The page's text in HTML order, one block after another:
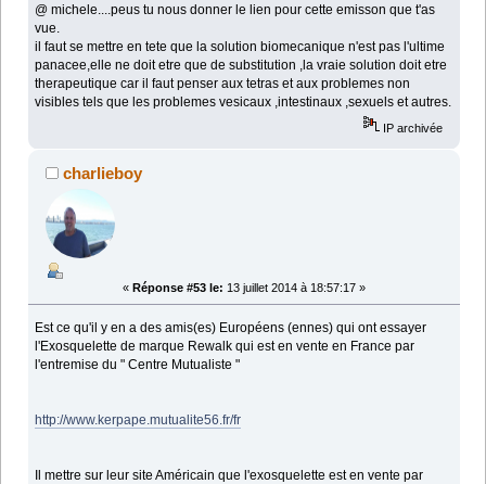
@ michele....peus tu nous donner le lien pour cette emisson que t'as
vue.
il faut se mettre en tete que la solution biomecanique n'est pas l'ultime
panacee,elle ne doit etre que de substitution ,la vraie solution doit etre
therapeutique car il faut penser aux tetras et aux problemes non
visibles tels que les problemes vesicaux ,intestinaux ,sexuels et autres.
IP archivée
charlieboy
« Réponse #53 le: 13 juillet 2014 à 18:57:17 »
Est ce qu'il y en a des amis(es) Européens (ennes) qui ont essayer
l'Exosquelette de marque Rewalk qui est en vente en France par
l'entremise du " Centre Mutualiste "
http://www.kerpape.mutualite56.fr/fr
Il mettre sur leur site Américain que l'exosquelette est en vente par